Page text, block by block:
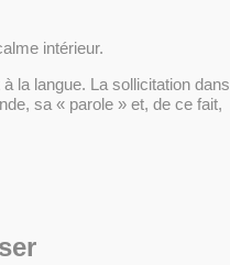
intérieur.
la langue. La sollicitation dans
sa « parole » et, de ce fait,